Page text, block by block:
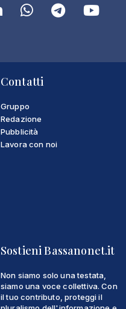
Contatti
Gruppo
Redazione
Pubblicità
Lavora con noi
Sostieni Bassanonet.it
Non siamo solo una testata,
siamo una voce collettiva. Con
il tuo contributo, proteggi il